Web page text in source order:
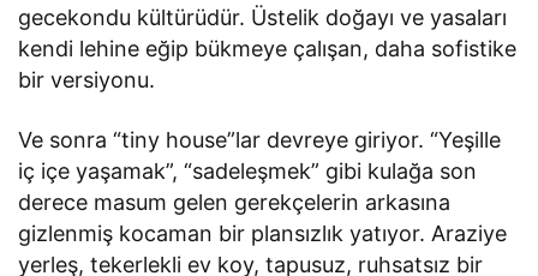
gecekondu kültürüdür. Üstelik doğayı ve yasaları
kendi lehine eğip bükmeye çalışan, daha sofistike
bir versiyonu.
Ve sonra “tiny house”lar devreye giriyor. “Yeşille
iç içe yaşamak”, “sadeleşmek” gibi kulağa son
derece masum gelen gerekçelerin arkasına
gizlenmiş kocaman bir plansızlık yatıyor. Araziye
yerleş, tekerlekli ev koy, tapusuz, ruhsatsız bir